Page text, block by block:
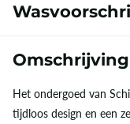
Omschrijving
Het ondergoed van
tijdloos design en een